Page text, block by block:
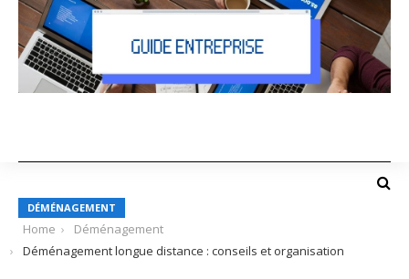
DÉMÉNAGEMENT
Home
Déménagement
Déménagement longue distance : conseils et organisation